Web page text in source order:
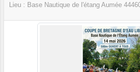
Lieu : Base Nautique de l'étang Aumée